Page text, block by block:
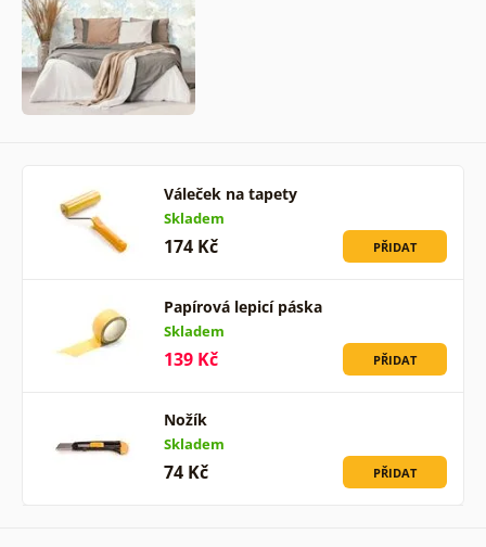
Váleček na tapety
Skladem
174 Kč PŘIDAT
Papírová lepicí páska
Skladem
139 Kč PŘIDAT
Nožík
Skladem
74 Kč PŘIDAT